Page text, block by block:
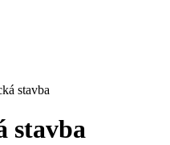
stavba
stavba